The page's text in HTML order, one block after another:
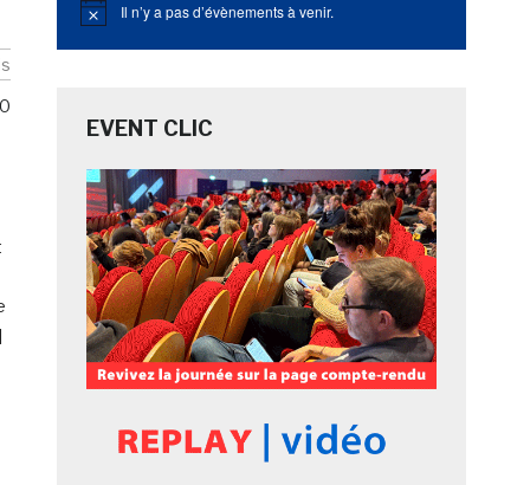
Notice Il n’y a pas d’évènements à venir.
EVENT CLIC